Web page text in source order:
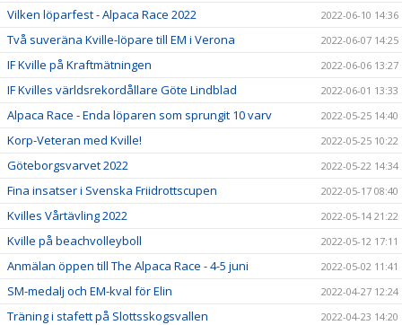
Vilken löparfest - Alpaca Race 2022 2022-06-10 14:36
Två suveräna Kville-löpare till EM i Verona 2022-06-07 14:25
IF Kville på Kraftmätningen 2022-06-06 13:27
IF Kvilles världsrekordållare Göte Lindblad 2022-06-01 13:33
Alpaca Race - Enda löparen som sprungit 10 varv 2022-05-25 14:40
Korp-Veteran med Kville! 2022-05-25 10:22
Göteborgsvarvet 2022 2022-05-22 14:34
Fina insatser i Svenska Friidrottscupen 2022-05-17 08:40
Kvilles Vårtävling 2022 2022-05-14 21:22
Kville på beachvolleyboll 2022-05-12 17:11
Anmälan öppen till The Alpaca Race - 4-5 juni 2022-05-02 11:41
SM-medalj och EM-kval för Elin 2022-04-27 12:24
Träning i stafett på Slottsskogsvallen 2022-04-23 14:20